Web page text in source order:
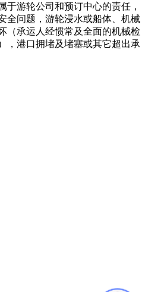
于游轮公司和预订中心的责任，
全问题，游轮浸水或船体、机械
（承运人经惯常及全面的机械检
，港口拥堵及堵塞或其它超出承